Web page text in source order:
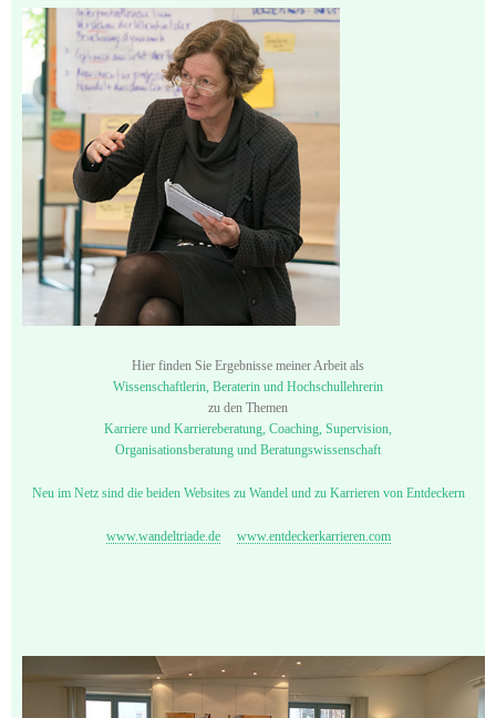
Hier finden Sie Ergebnisse meiner Arbeit als
Wissenschaftlerin, Beraterin und Hochschullehrerin
zu den Themen
Karriere und Karriereberatung, Coaching, Supervision,
Organisationsberatung und Beratungswissenschaft
Neu im Netz sind die beiden Websites zu Wandel und zu Karrieren von Entdeckern
www.wandeltriade.de www.entdeckerkarrieren.com